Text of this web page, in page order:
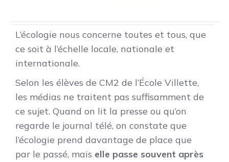
L’écologie nous concerne toutes et tous, que
ce soit à l’échelle locale, nationale et
internationale.
Selon les élèves de CM2 de l’École Villette,
les médias ne traitent pas suffisamment de
ce sujet. Quand on lit la presse ou qu’on
regarde le journal télé, on constate que
l’écologie prend davantage de place que
par le passé, mais elle passe souvent après